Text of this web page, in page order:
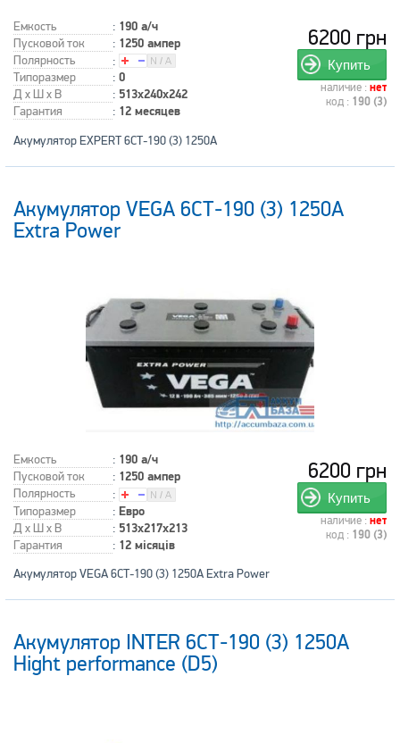
Емкость : 190 а/ч
Пусковой ток : 1250 ампер
Полярность
:
Типоразмер
: 0
Д x Ш x В : 513x240x242
Гарантия : 12 месяцев
6200 грн
Купить
наличие : нет
код : 190 (3)
Акумулятор EXPERT 6СТ-190 (3) 1250А
Акумулятор VEGA 6СТ-190 (3) 1250A
Extra Power
Емкость : 190 а/ч
Пусковой ток : 1250 ампер
Полярность
:
Типоразмер
: Евро
Д x Ш x В : 513x217x213
Гарантия : 12 місяців
6200 грн
Купить
наличие : нет
код : 190 (3)
Акумулятор VEGA 6СТ-190 (3) 1250A Extra Power
Акумулятор INTER 6СТ-190 (3) 1250A
Hight performance (D5)